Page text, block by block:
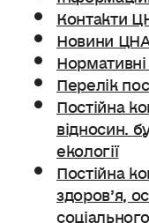
Контакти
Новини
Перелік
Постійна
відносин.
екології
Постійна
здоров’я,